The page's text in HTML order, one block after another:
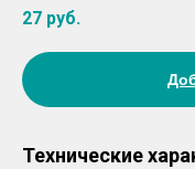
27 руб.
Технические